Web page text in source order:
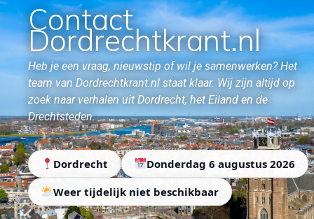
Contact
Dordrechtkrant.nl
Heb je een vraag, nieuwstip of wil je samenwerken? Het
team van Dordrechtkrant.nl staat klaar. Wij zijn altijd op
zoek naar verhalen uit Dordrecht, het Eiland en de
Drechtsteden.
Dordrecht
Donderdag 6 augustus 2026
Weer tijdelijk niet beschikbaar